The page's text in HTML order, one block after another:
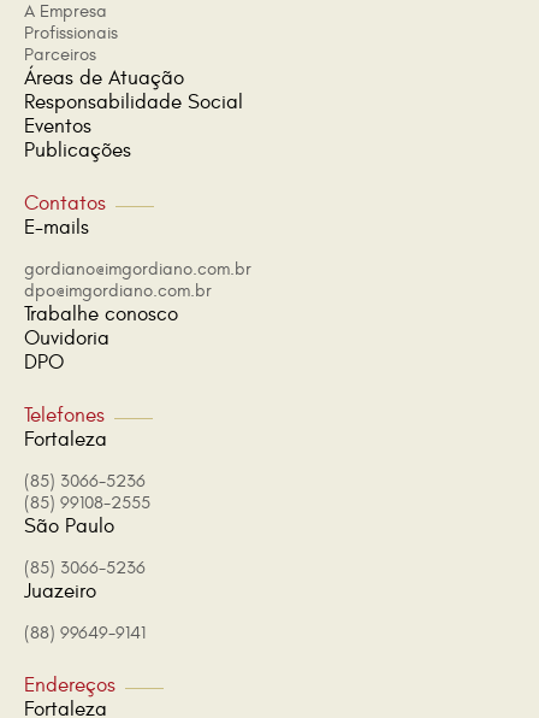
A Empresa
Profissionais
Parceiros
Áreas de Atuação
Responsabilidade Social
Eventos
Publicações
Contatos
E-mails
gordiano@imgordiano.com.br
dpo@imgordiano.com.br
Trabalhe conosco
Ouvidoria
DPO
Telefones
Fortaleza
(85) 3066-5236
(85) 99108-2555
São Paulo
(85) 3066-5236
Juazeiro
(88) 99649-9141
Endereços
Fortaleza